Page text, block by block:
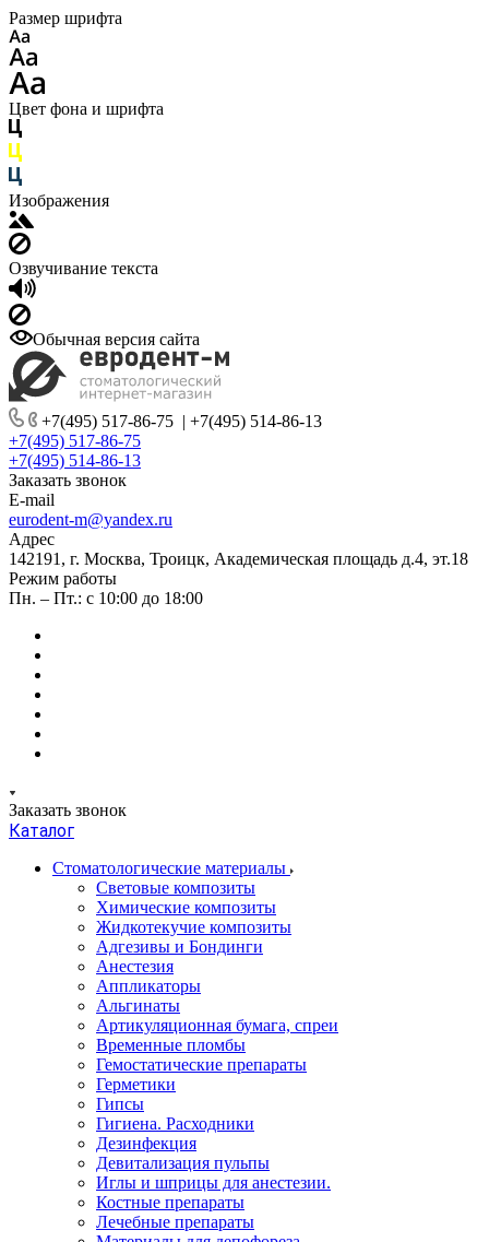
Размер шрифта
Цвет фона и шрифта
Изображения
Озвучивание текста
Обычная версия сайта
+7(495) 517-86-75 | +7(495) 514-86-13
+7(495) 517-86-75
+7(495) 514-86-13
Заказать звонок
E-mail
eurodent-m@yandex.ru
Адрес
142191, г. Москва, Троицк, Академическая площадь д.4, эт.18
Режим работы
Пн. – Пт.: с 10:00 до 18:00
Заказать звонок
Каталог
Стоматологические материалы
Световые композиты
Химические композиты
Жидкотекучие композиты
Адгезивы и Бондинги
Анестезия
Аппликаторы
Альгинаты
Артикуляционная бумага, спреи
Временные пломбы
Гемостатические препараты
Герметики
Гипсы
Гигиена. Расходники
Дезинфекция
Девитализация пульпы
Иглы и шприцы для анестезии.
Костные препараты
Лечебные препараты